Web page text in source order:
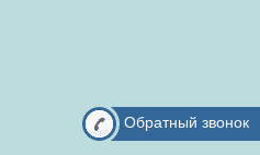
Обратный звонок